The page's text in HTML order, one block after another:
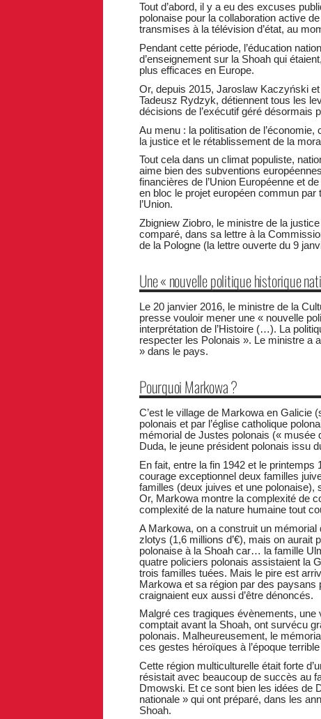
Tout d’abord, il y a eu des excuses
polonaise pour la collaboration active
transmises à la télévision d’état, au
Pendant cette période, l’éducation
d’enseignement sur la Shoah qui
plus efficaces en Europe.
Or, depuis 2015, Jaroslaw Kaczyński
Tadeusz Rydzyk, détiennent tous les
décisions de l’exécutif géré désormais
Au menu : la politisation de
la justice et le rétablissement de la
Tout cela dans un climat populiste,
aime bien des subventions
financières de l’Union Européenne et
en bloc le projet européen commun
l’Union.
Zbigniew Ziobro, le ministre de la
comparé, dans sa lettre à la
de la Pologne (la lettre ouverte du 9
Une « nouvelle politique historique
Le 20 janvier 2016, le ministre de la
presse vouloir mener une « nouvelle
interprétation de l’Histoire (…). La
respecter les Polonais ». Le ministre a
» dans le pays.
Pourquoi Markowa ?
C’est le village de Markowa en Galicie
polonais et par l’église catholique
mémorial de Justes polonais (« musée
Duda, le jeune président polonais issu
En fait, entre la fin 1942 et le
courage exceptionnel deux familles
familles (deux juives et une
Or, Markowa montre la complexité de
complexité de la nature humaine tout
A Markowa, on a construit un
zlotys (1,6 millions d’€), mais on aurait
polonaise à la Shoah car… la famille
quatre policiers polonais assistaient la
trois familles tuées. Mais le pire est
Markowa et sa région par des
craignaient eux aussi d’être dénoncés.
Malgré ces tragiques évènements,
comptait avant la Shoah, ont survécu
polonais. Malheureusement, le
ces gestes héroïques à l’époque
Cette région multiculturelle était forte
résistait avec beaucoup de succès au
Dmowski. Et ce sont bien les idées de
nationale » qui ont préparé, dans les
Shoah.